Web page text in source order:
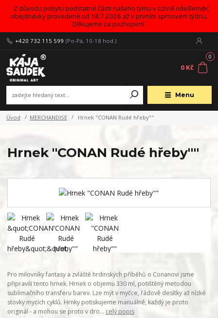
Z důvodu pobytu podstatné části našeho týmu v cizině odešleme
obejdnávky provedené od 18.7.2026 až v prvním sprnovém týdnu.
Děkujeme za pochopení.
Menu
+420 732 115 599 (Po-Pá, 10-18 hod.)
0
0 Kč
Úvod MERCHANDISE Hrnek "CONAN Rudé hřeby""
Hrnek "CONAN Rudé hřeby""
Pro milovníky fantasy a zvláště hrdinských příběhů o Conanovi jsme
připravili tento hrnek. Hrnek o objemu 330 ml, potištěný metodou
sublimačního transferu barev. Lze mýt v myčce, řádově desítky až nízké
stovky mycích cyklů. Hrnky potiskujeme manuálně, každý je proto
originál - a mohou se proto v dro... celý popis